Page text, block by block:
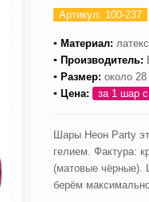
Артикул: 100-237
▪ Материал:
▪ Производитель:
▪ Размер: около
▪ Цена:
за 1 шар
Шары Неон Party
гелием. Фактура:
(матовые чёрные).
берём